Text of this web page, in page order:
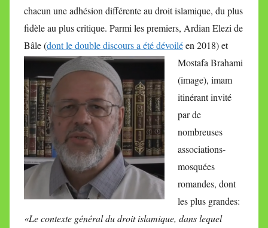
chacun une adhésion différente au droit islamique, du plus
fidèle au plus critique. Parmi les premiers, Ardian Elezi de
Bâle (dont le double discours a été dévoiléen 2018)et
Mostafa Brahami
(image), imam
itinérant invité
par de
nombreuses
associations-
mosquées
romandes, dont
les plus grandes:
«Le contexte général du droit islamique, dans lequel